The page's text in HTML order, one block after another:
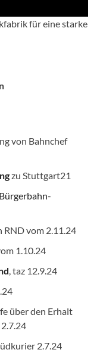
für eine starke
von Bahnchef
zu Stuttgart21
RND vom 2.11.24
1.10.24
, taz 12.9.24
über den Erhalt
2.7.24